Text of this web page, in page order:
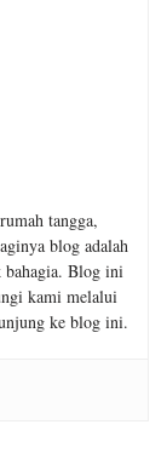
tangga,
blog adalah
bahagia. Blog ini
kami melalui
ke blog ini.